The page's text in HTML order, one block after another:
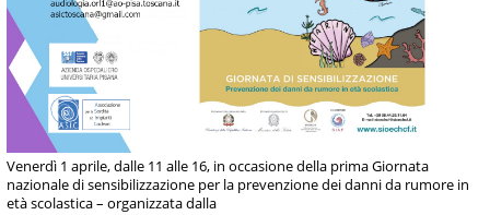
Venerdì 1 aprile, dalle 11 alle 16, in occasione della prima Giornata
nazionale di sensibilizzazione per la prevenzione dei danni da rumore in
età scolastica – organizzata dalla